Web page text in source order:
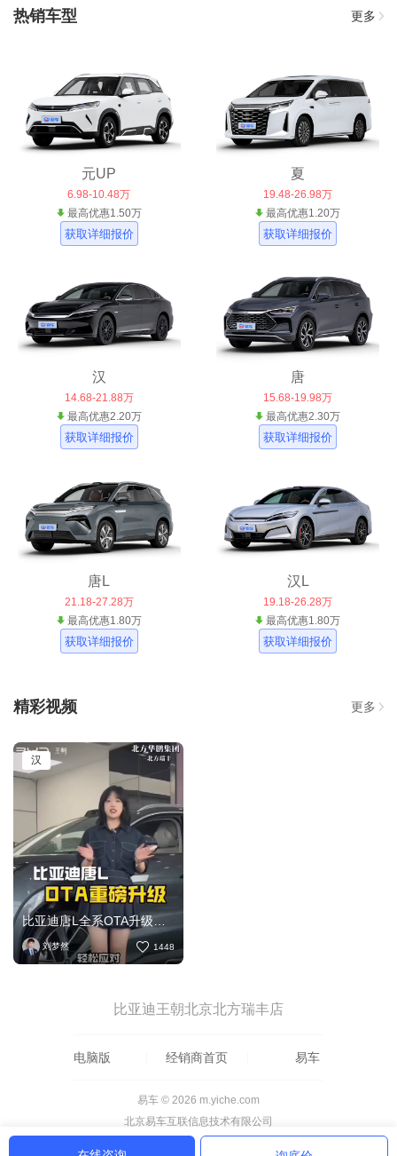
热销车型 更多
元UP
6.98-10.48万
最高优惠1.50万
获取详细报价
夏
19.48-26.98万
最高优惠1.20万
获取详细报价
汉
14.68-21.88万
最高优惠2.20万
获取详细报价
唐
15.68-19.98万
最高优惠2.30万
获取详细报价
唐L
21.18-27.28万
最高优惠1.80万
获取详细报价
汉L
19.18-26.28万
最高优惠1.80万
获取详细报价
精彩视频 更多
汉
比亚迪唐L全系OTA升级配置丨空间丨安
刘梦然 1448
比亚迪王朝北京北方瑞丰店
电脑版 经销商首页 易车
易车 © 2026 m.yiche.com
北京易车互联信息技术有限公司